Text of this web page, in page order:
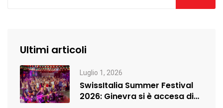
Ultimi articoli
Luglio 1, 2026
SwissItalia Summer Festival
2026: Ginevra si è accesa di